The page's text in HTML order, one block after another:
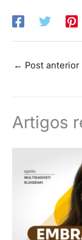
← Post anterior
Artigos